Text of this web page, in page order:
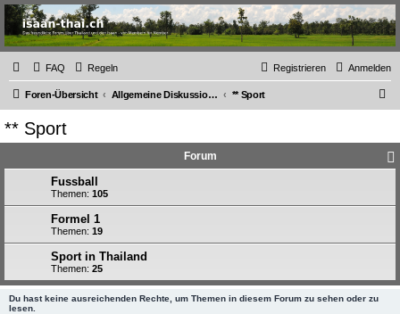
Thailand & Isaan Forum
- isaan-thai.ch
Das freundliche Forum über Thailand und den Isaan - von Membern für Member
FAQ Regeln Anmelden
Registrieren
Foren-Übersicht Allgemeine Diskussionen zu diversen Themen ** Sport
** Sport
Forum
Fussball
Themen: 105
Formel 1
Themen: 19
Sport in Thailand
Themen: 25
Du hast keine ausreichenden Rechte, um Themen in diesem Forum zu sehen oder zu
lesen.